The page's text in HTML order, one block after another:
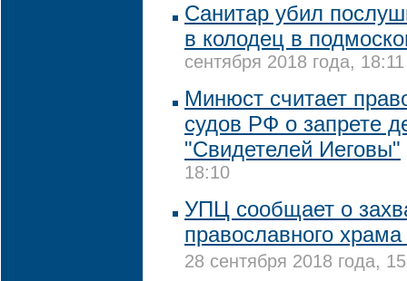
Санитар убил
в колодец в
сентября 2018 года, 18:11
Минюст считает
судов РФ о запрете
"Свидетелей Иеговы"
18:10
УПЦ сообщает о
православного
28 сентября 2018 года,